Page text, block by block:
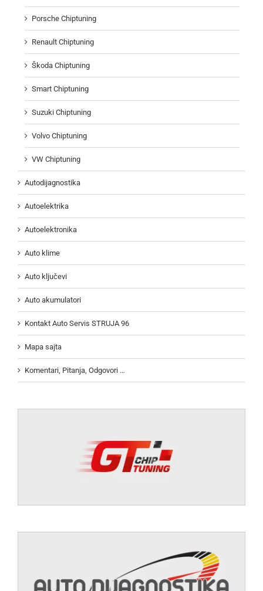
Porsche Chiptuning
Renault Chiptuning
Škoda Chiptuning
Smart Chiptuning
Suzuki Chiptuning
Volvo Chiptuning
VW Chiptuning
Autodijagnostika
Autoelektrika
Autoelektronika
Auto klime
Auto ključevi
Auto akumulatori
Kontakt Auto Servis STRUJA 96
Mapa sajta
Komentari, Pitanja, Odgovori …